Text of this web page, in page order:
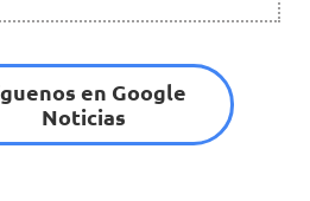
en Google
Noticias